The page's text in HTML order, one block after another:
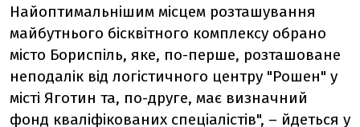
Найоптимальнішим місцем розташування
майбутнього бісквітного комплексу обрано
місто Бориспіль, яке, по-перше, розташоване
неподалік від логістичного центру "Рошен" у
місті Яготин та, по-друге, має визначний
фонд кваліфікованих спеціалістів", – йдеться у